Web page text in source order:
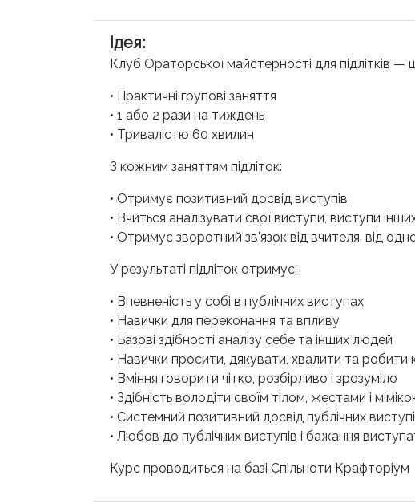
Ідея:
Клуб Ораторської майстерності для підлітків —
• Практичні групові заняття
• 1 або 2 рази на тиждень
• Тривалістю 60 хвилин
З кожним заняттям підліток:
• Отримує позитивний досвід виступів
• Вчиться аналізувати свої виступи, виступи
• Отримує зворотний зв'язок від вчителя, від
У результаті підліток отримує:
• Впевненість у собі в публічних виступах
• Навички для переконання та впливу
• Базові здібності аналізу себе та інших людей
• Навички просити, дякувати, хвалити та робити
• Вміння говорити чітко, розбірливо і зрозуміло
• Здібність володіти своїм тілом, жестами і
• Системний позитивний досвід публічних
• Любов до публічних виступів і бажання
Курс проводиться на базі Спільноти Крафторіум